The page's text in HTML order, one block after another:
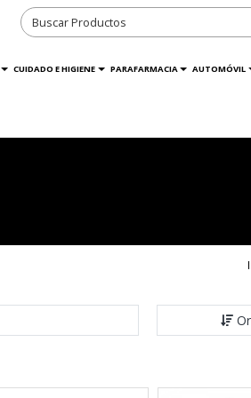
CUIDADO E HIGIENE PARAFARMACIA AUTOMÓVIL